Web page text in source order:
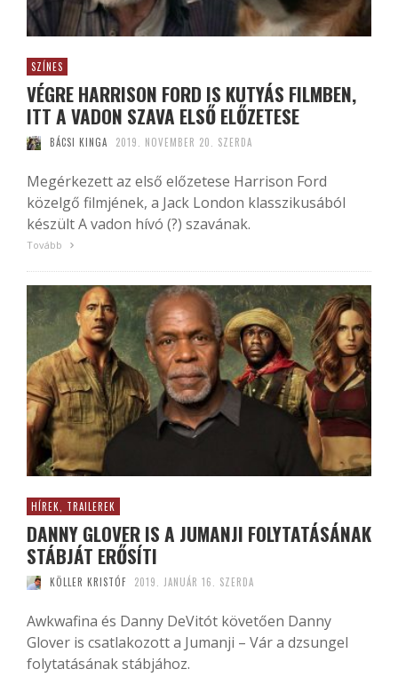
SZÍNES
VÉGRE HARRISON FORD IS KUTYÁS FILMBEN,
ITT A VADON SZAVA ELSŐ ELŐZETESE
BÁCSI KINGA 2019. NOVEMBER 20. SZERDA
Megérkezett az első előzetese Harrison Ford
közelgő filmjének, a Jack London klasszikusából
készült A vadon hívó (?) szavának.
Tovább
HÍREK, TRAILEREK
DANNY GLOVER IS A JUMANJI FOLYTATÁSÁNAK
STÁBJÁT ERŐSÍTI
KÖLLER KRISTÓF 2019. JANUÁR 16. SZERDA
Awkwafina és Danny DeVitót követően Danny
Glover is csatlakozott a Jumanji – Vár a dzsungel
folytatásának stábjához.